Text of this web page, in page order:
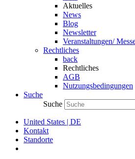
Aktuelles
News
Blog
Newsletter
Veranstaltungen/
Rechtliches
back
Rechtliches
AGB
Nutzungsbedingungen
Suche
Suche
United States | DE
Kontakt
Standorte